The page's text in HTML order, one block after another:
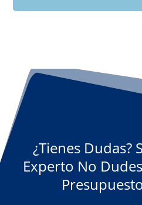
¿Tienes Dudas?
Experto No